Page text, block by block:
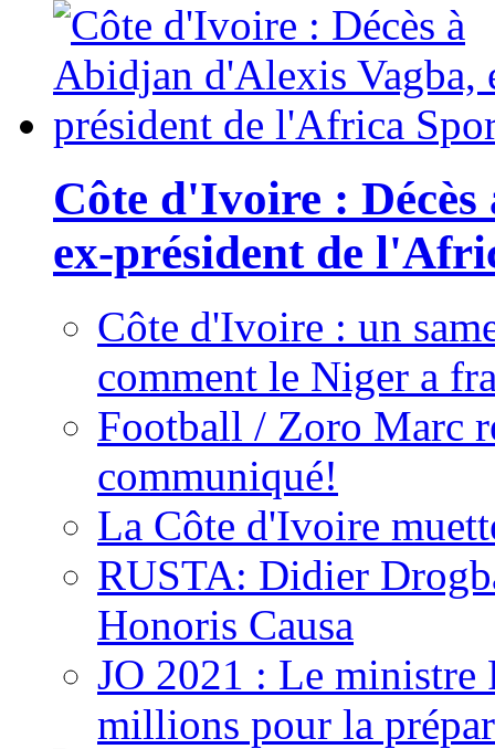
Côte d'Ivoire :
ex-président de
Côte d'Ivoire : un
comment le Niger a
Football / Zoro Marc
communiqué!
La Côte d'Ivoire
RUSTA: Didier
Honoris Causa
JO 2021 : Le ministre
millions pour la